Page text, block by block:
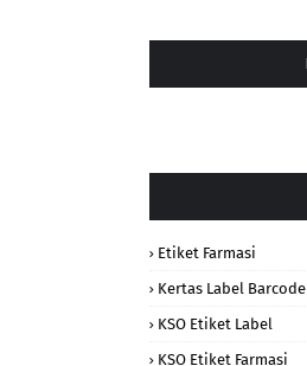
Etiket Farmasi
Kertas Label Barcode
KSO Etiket Label
KSO Etiket Farmasi